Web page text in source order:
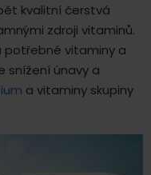
kvalitní čerstvá
zdroji vitaminů.
vitaminy a
snížení únavy a
a vitaminy skupiny